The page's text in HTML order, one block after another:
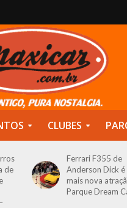
CLUBES
de
Ferrari F355 de
Anderson Dick é
mais nova
Parque Dream